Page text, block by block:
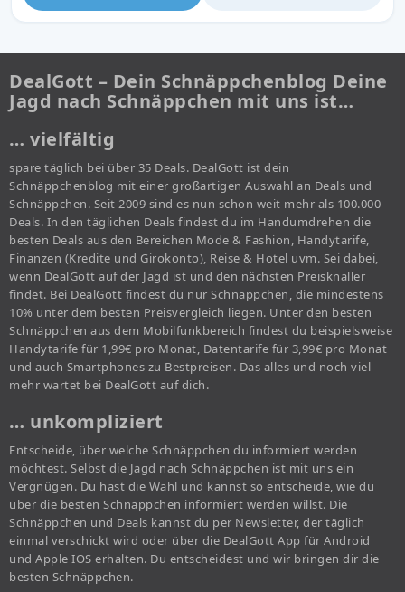
DealGott – Dein Schnäppchenblog Deine
Jagd nach Schnäppchen mit uns ist…
… vielfältig
spare täglich bei über 35 Deals. DealGott ist dein
Schnäppchenblog mit einer großartigen Auswahl an Deals und
Schnäppchen. Seit 2009 sind es nun schon weit mehr als 100.000
Deals. In den täglichen Deals findest du im Handumdrehen die
besten Deals aus den Bereichen Mode & Fashion, Handytarife,
Finanzen (Kredite und Girokonto), Reise & Hotel uvm. Sei dabei,
wenn DealGott auf der Jagd ist und den nächsten Preisknaller
findet. Bei DealGott findest du nur Schnäppchen, die mindestens
10% unter dem besten Preisvergleich liegen. Unter den besten
Schnäppchen aus dem Mobilfunkbereich findest du beispielsweise
Handytarife für 1,99€ pro Monat, Datentarife für 3,99€ pro Monat
und auch Smartphones zu Bestpreisen. Das alles und noch viel
mehr wartet bei DealGott auf dich.
… unkompliziert
Entscheide, über welche Schnäppchen du informiert werden
möchtest. Selbst die Jagd nach Schnäppchen ist mit uns ein
Vergnügen. Du hast die Wahl und kannst so entscheide, wie du
über die besten Schnäppchen informiert werden willst. Die
Schnäppchen und Deals kannst du per Newsletter, der täglich
einmal verschickt wird oder über die DealGott App für Android
und Apple IOS erhalten. Du entscheidest und wir bringen dir die
besten Schnäppchen.